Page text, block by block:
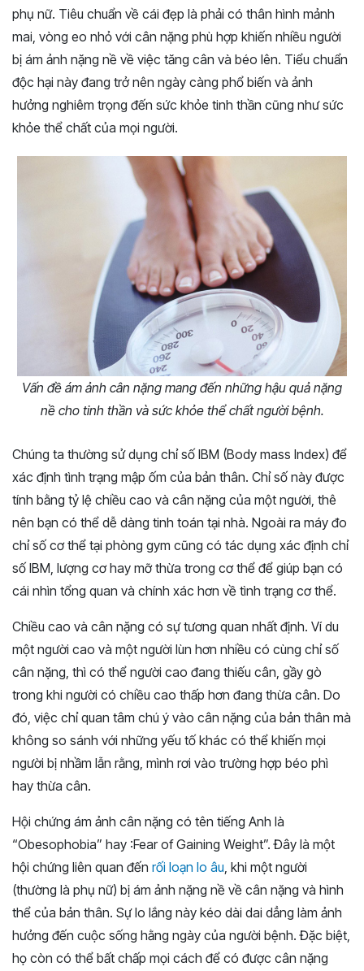
phụ nữ. Tiêu chuẩn về cái đẹp là phải có thân hình mảnh
mai, vòng eo nhỏ với cân nặng phù hợp khiến nhiều người
bị ám ảnh nặng nề về việc tăng cân và béo lên. Tiểu chuẩn
độc hại này đang trở nên ngày càng phổ biến và ảnh
hưởng nghiêm trọng đến sức khỏe tinh thần cũng như sức
khỏe thể chất của mọi người.
Vấn đề ám ảnh cân nặng mang đến những hậu quả nặng
nề cho tinh thần và sức khỏe thể chất người bệnh.
Chúng ta thường sử dụng chỉ số IBM (Body mass Index) để
xác định tình trạng mập ốm của bản thân. Chỉ số này được
tính bằng tỷ lệ chiều cao và cân nặng của một người, thê
nên bạn có thể dễ dàng tinh toán tại nhà. Ngoài ra máy đo
chỉ số cơ thể tại phòng gym cũng có tác dụng xác định chỉ
số IBM, lượng cơ hay mỡ thừa trong cơ thể để giúp bạn có
cái nhìn tổng quan và chính xác hơn về tình trạng cơ thể.
Chiều cao và cân nặng có sự tương quan nhất định. Ví du
một người cao và một người lùn hơn nhiều có cùng chỉ số
cân nặng, thì có thể người cao đang thiếu cân, gầy gò
trong khi người có chiều cao thấp hơn đang thừa cân. Do
đó, việc chỉ quan tâm chú ý vào cân nặng của bản thân mà
không so sánh với những yếu tố khác có thể khiến mọi
người bị nhầm lẫn rằng, mình rơi vào trường hợp béo phì
hay thừa cân.
Hội chứng ám ảnh cân nặng có tên tiếng Anh là
“Obesophobia” hay :Fear of Gaining Weight”. Đây là một
hội chứng liên quan đến rối loạn lo âu , khi một người
(thường là phụ nữ) bị ám ảnh nặng nề về cân nặng và hình
thể của bản thân. Sự lo lắng này kéo dài dai dẳng làm ảnh
hưởng đến cuộc sống hằng ngày của người bệnh. Đặc biệt,
họ còn có thể bất chấp mọi cách để có được cân nặng